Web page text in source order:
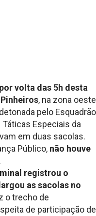
volta das 5h desta
, na zona oeste
pelo Esquadrão
Especiais da
em duas sacolas.
Público, não houve
.
registrou o
as sacolas no
o trecho de
de participação de